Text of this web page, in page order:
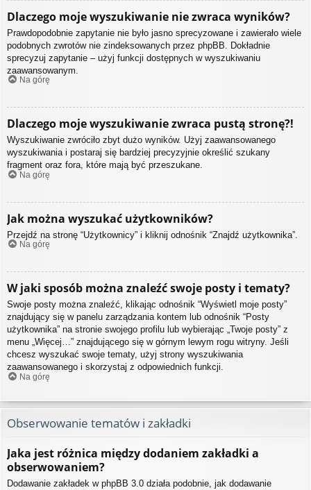
Dlaczego moje wyszukiwanie nie zwraca wyników?
Prawdopodobnie zapytanie nie było jasno sprecyzowane i zawierało wiele
podobnych zwrotów nie zindeksowanych przez phpBB. Dokładnie
sprecyzuj zapytanie – użyj funkcji dostępnych w wyszukiwaniu
zaawansowanym.
Na górę
Dlaczego moje wyszukiwanie zwraca pustą stronę?!
Wyszukiwanie zwróciło zbyt dużo wyników. Użyj zaawansowanego
wyszukiwania i postaraj się bardziej precyzyjnie określić szukany
fragment oraz fora, które mają być przeszukane.
Na górę
Jak można wyszukać użytkowników?
Przejdź na stronę “Użytkownicy” i kliknij odnośnik “Znajdź użytkownika”.
Na górę
W jaki sposób można znaleźć swoje posty i tematy?
Swoje posty można znaleźć, klikając odnośnik “Wyświetl moje posty”
znajdujący się w panelu zarządzania kontem lub odnośnik “Posty
użytkownika” na stronie swojego profilu lub wybierając „Twoje posty” z
menu „Więcej…” znajdującego się w górnym lewym rogu witryny. Jeśli
chcesz wyszukać swoje tematy, użyj strony wyszukiwania
zaawansowanego i skorzystaj z odpowiednich funkcji.
Na górę
Obserwowanie tematów i zakładki
Jaka jest różnica między dodaniem zakładki a
obserwowaniem?
Dodawanie zakładek w phpBB 3.0 działa podobnie, jak dodawanie